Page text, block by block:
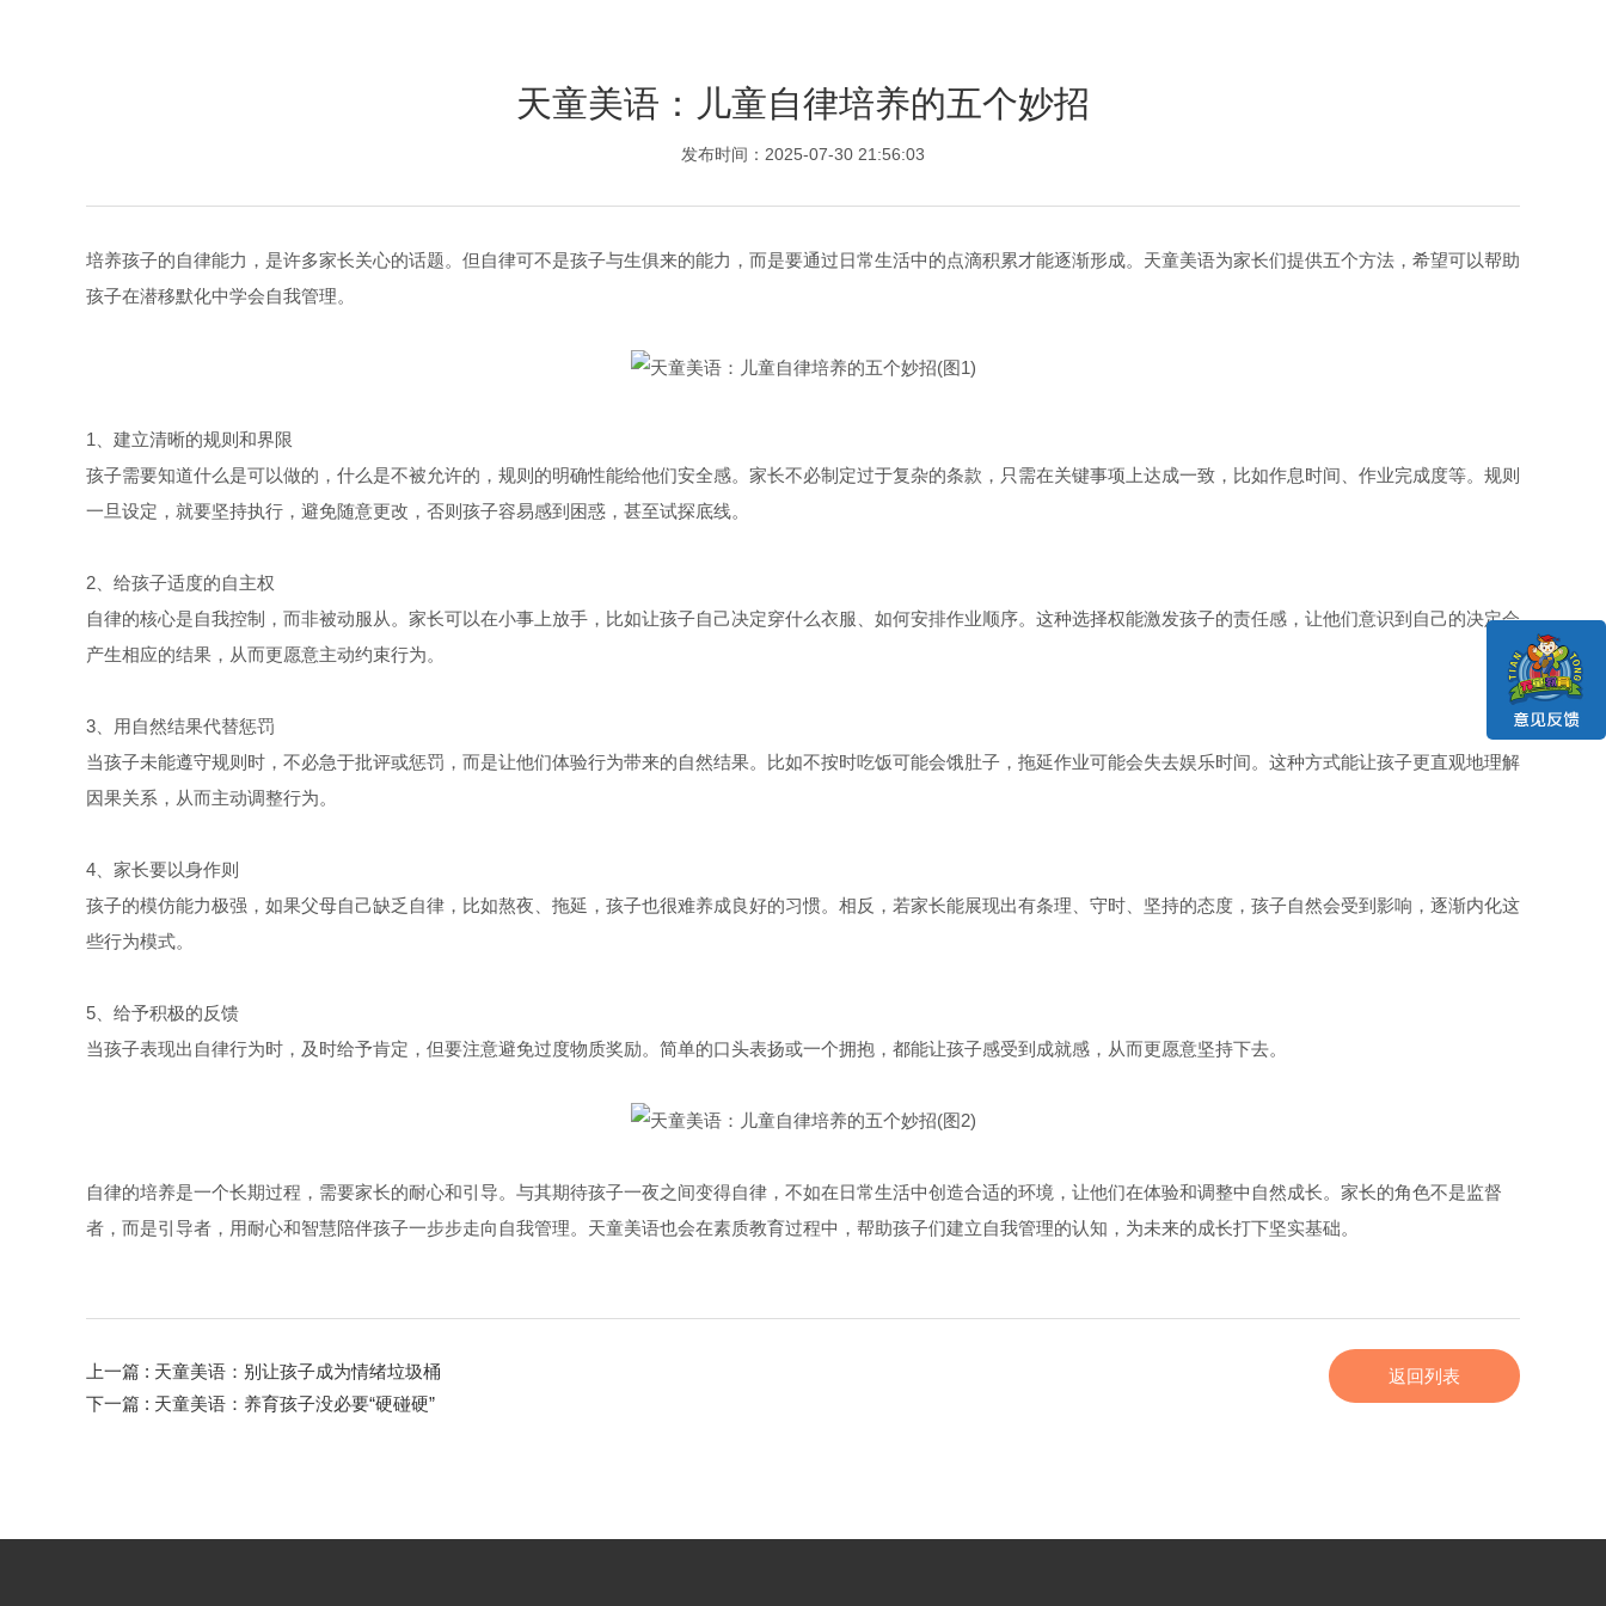
天童美语：儿童自律培养的五个妙招
发布时间：2025-07-30 21:56:03
培养孩子的自律能力，是许多家长关心的话题。但自律可不是孩子与生俱来的能力，而是要通过日常生活中的点滴积累才能逐渐形成。天童美语为家长们提供五个方法，希望可以帮助
孩子在潜移默化中学会自我管理。
1、建立清晰的规则和界限
孩子需要知道什么是可以做的，什么是不被允许的，规则的明确性能给他们安全感。家长不必制定过于复杂的条款，只需在关键事项上达成一致，比如作息时间、作业完成度等。规则
一旦设定，就要坚持执行，避免随意更改，否则孩子容易感到困惑，甚至试探底线。
2、给孩子适度的自主权
自律的核心是自我控制，而非被动服从。家长可以在小事上放手，比如让孩子自己决定穿什么衣服、如何安排作业顺序。这种选择权能激发孩子的责任感，让他们意识到自己的决定会
产生相应的结果，从而更愿意主动约束行为。
3、用自然结果代替惩罚
当孩子未能遵守规则时，不必急于批评或惩罚，而是让他们体验行为带来的自然结果。比如不按时吃饭可能会饿肚子，拖延作业可能会失去娱乐时间。这种方式能让孩子更直观地理解
因果关系，从而主动调整行为。
4、家长要以身作则
孩子的模仿能力极强，如果父母自己缺乏自律，比如熬夜、拖延，孩子也很难养成良好的习惯。相反，若家长能展现出有条理、守时、坚持的态度，孩子自然会受到影响，逐渐内化这
些行为模式。
5、给予积极的反馈
当孩子表现出自律行为时，及时给予肯定，但要注意避免过度物质奖励。简单的口头表扬或一个拥抱，都能让孩子感受到成就感，从而更愿意坚持下去。
自律的培养是一个长期过程，需要家长的耐心和引导。与其期待孩子一夜之间变得自律，不如在日常生活中创造合适的环境，让他们在体验和调整中自然成长。家长的角色不是监督
者，而是引导者，用耐心和智慧陪伴孩子一步步走向自我管理。天童美语也会在素质教育过程中，帮助孩子们建立自我管理的认知，为未来的成长打下坚实基础。
上一篇 : 天童美语：别让孩子成为情绪垃圾桶
下一篇 : 天童美语：养育孩子没必要“硬碰硬”
返回列表